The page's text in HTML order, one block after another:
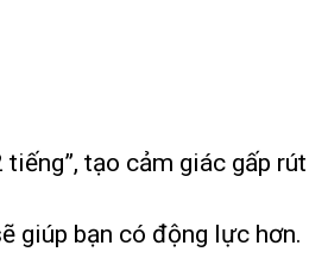
tạo cảm giác gấp
giúp bạn có động lực hơn.